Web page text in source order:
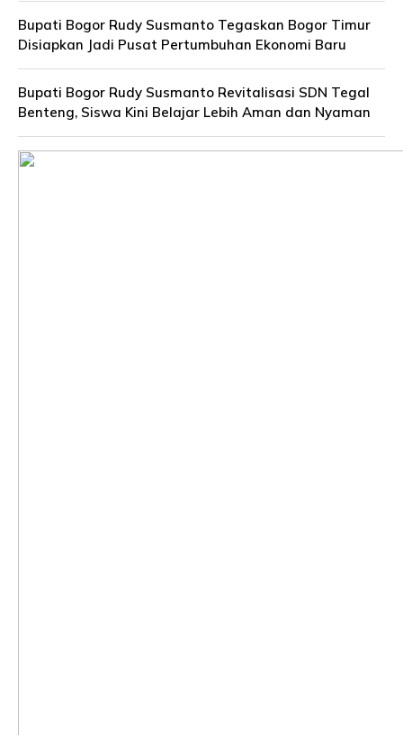
Bupati Bogor Rudy Susmanto Tegaskan Bogor Timur
Disiapkan Jadi Pusat Pertumbuhan Ekonomi Baru
Bupati Bogor Rudy Susmanto Revitalisasi SDN Tegal
Benteng, Siswa Kini Belajar Lebih Aman dan Nyaman